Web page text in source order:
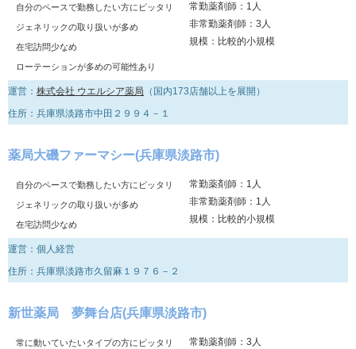
自分のペースで勤務したい方にピッタリ
ジェネリックの取り扱いが多め
在宅訪問少なめ
ローテーションが多めの可能性あり
常勤薬剤師：1人
非常勤薬剤師：3人
規模：比較的小規模
運営： 株式会社 ウエルシア薬局 （国内173店舗以上を展開）
住所：兵庫県淡路市中田２９９４－１
薬局大磯ファーマシー(兵庫県淡路市)
自分のペースで勤務したい方にピッタリ
ジェネリックの取り扱いが多め
在宅訪問少なめ
常勤薬剤師：1人
非常勤薬剤師：1人
規模：比較的小規模
運営：個人経営
住所：兵庫県淡路市久留麻１９７６－２
新世薬局 夢舞台店(兵庫県淡路市)
常に動いていたいタイプの方にピッタリ
常勤薬剤師：3人